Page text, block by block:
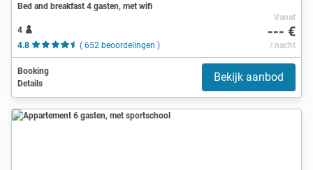
Bed and breakfast 4 gasten, met wifi
4
4.8
( 652 beoordelingen )
Vanaf
--- €
/ nacht
Booking
Details
Bekijk aanbod